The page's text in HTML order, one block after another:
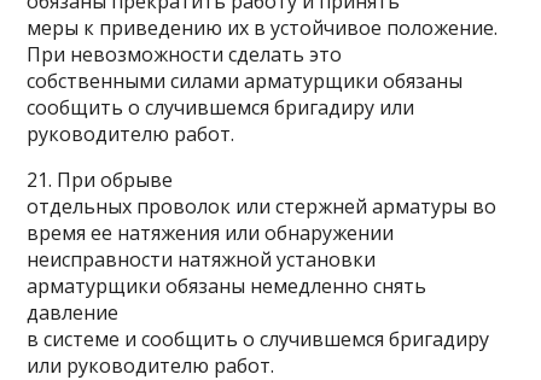
меры к приведению их в устойчивое положение.
При невозможности сделать это
собственными силами арматурщики обязаны
сообщить о случившемся бригадиру или
руководителю работ.
21. При обрыве
отдельных проволок или стержней арматуры во
время ее натяжения или обнаружении
неисправности натяжной установки
арматурщики обязаны немедленно снять
давление
в системе и сообщить о случившемся бригадиру
или руководителю работ.